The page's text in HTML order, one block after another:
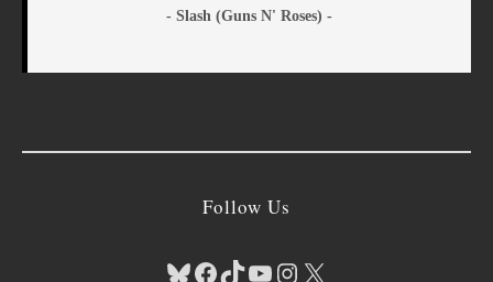
- Slash (Guns N' Roses) -
Follow Us